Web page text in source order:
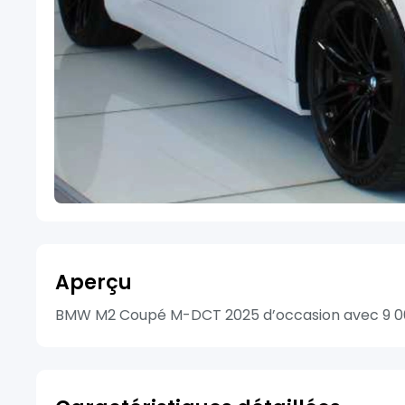
Aperçu
BMW M2 Coupé M-DCT 2025 d’occasion avec 9